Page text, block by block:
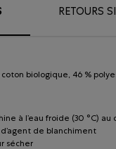
RETOURS
biologique, 46 %
à l’eau froide (30 °C)
de blanchiment
sécher